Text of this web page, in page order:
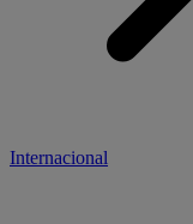
Internacional